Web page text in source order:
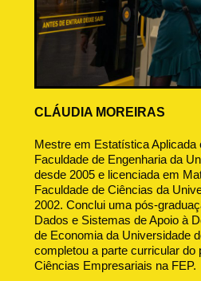
CLÁUDIA MOREIRAS
Mestre em Estatística Aplicada
Faculdade de Engenharia da
desde 2005 e licenciada em
Faculdade de Ciências da
2002. Conclui uma pós-
Dados e Sistemas de Apoio à
de Economia da Universidade
completou a parte curricular do
Ciências Empresariais na FEP.